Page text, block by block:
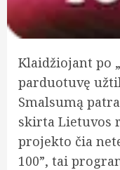
Klaidžiojant po
parduotuvę
Smalsumą
skirta Lietuvos
projekto čia
100”, tai